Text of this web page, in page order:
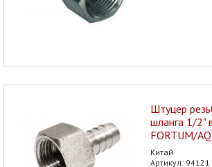
Штуцер
шланга 1/2"
FORTUM/
Китай
Артикул: 94121